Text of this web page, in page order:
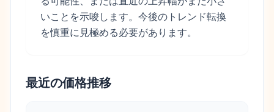
いことを示唆します。今後のトレンド転換
を慎重に見極める必要があります。
最近の価格推移